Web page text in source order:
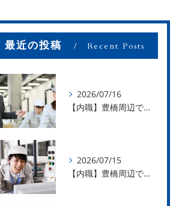
最近の投稿 Recent Posts
2026/07/16
【内職】豊橋周辺で内職のお仕事を探している方募集中！【お仕事の内容】
2026/07/15
【内職】豊橋周辺で内職のお仕事を探している方募集中！【急な学級閉鎖も安心】